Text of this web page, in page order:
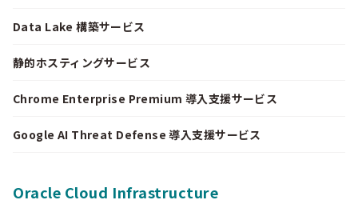
Data Lake 構築サービス
静的ホスティングサービス
Chrome Enterprise Premium 導入支援サービス
Google AI Threat Defense 導入支援サービス
Oracle Cloud Infrastructure